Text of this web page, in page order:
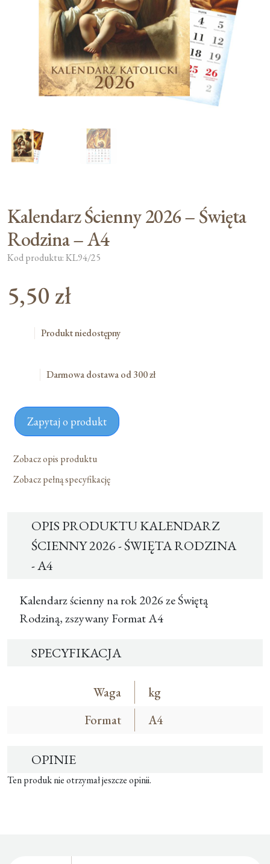
Moje konto
Koszyk
Kalendarz Ścienny 2026 – Święta
Rodzina – A4
Kod produktu: KL94/25
5,50 zł
Produkt niedostępny
Darmowa dostawa od 300 zł
Zapytaj o produkt
Zobacz opis produktu
Zobacz pełną specyfikację
OPIS PRODUKTU KALENDARZ
ŚCIENNY 2026 - ŚWIĘTA RODZINA
- A4
Kalendarz ścienny na rok 2026 ze Świętą
Rodziną, zszywany Format A4
SPECYFIKACJA
Waga
kg
Format
A4
OPINIE
Ten produk nie otrzymał jeszcze opinii.